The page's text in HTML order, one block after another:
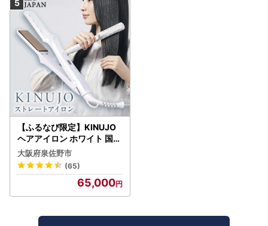
【ふるなび限定】KINUJO
ヘアアイロン ホワイト 国内
製造 FN-Limited-PR
大阪府泉佐野市
(65)
65,000